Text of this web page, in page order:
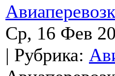
Ср, 16 Фев
| Рубрика: